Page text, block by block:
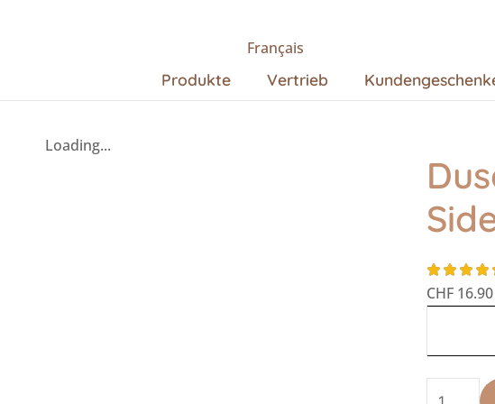
Français
Produkte
Vertrieb
Loading...
CHF16.90